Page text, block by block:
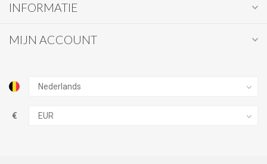
INFORMATIE
MIJN ACCOUNT
€